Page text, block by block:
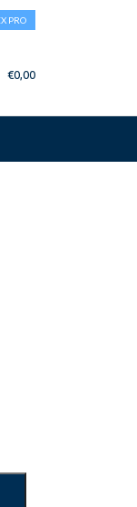
PRO
€0,00